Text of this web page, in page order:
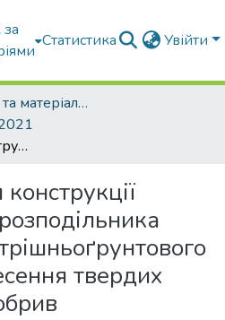
Статистика Увійти
Конференції та матеріали конференцій
Обґрунтування конструкції відцентрового розподільника машин для внутрішньоґрунтового локального внесення твердих мінеральних добрив
твердих